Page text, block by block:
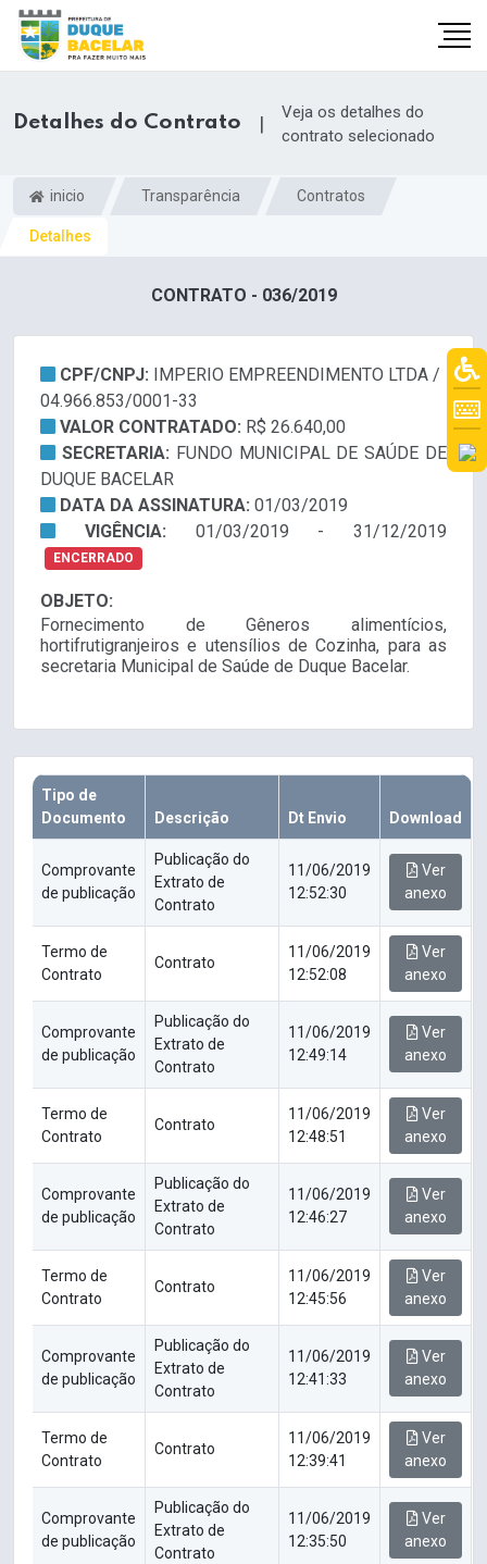
Detalhes do Contrato |
Veja os detalhes do
contrato selecionado
inicio Transparência Contratos
Detalhes
CONTRATO - 036/2019
CPF/CNPJ:
IMPERIO EMPREENDIMENTO LTDA /
04.966.853/0001-33
VALOR CONTRATADO: R$ 26.640,00
SECRETARIA: FUNDO MUNICIPAL DE SAÚDE DE
DUQUE BACELAR
DATA DA ASSINATURA: 01/03/2019
VIGÊNCIA: 01/03/2019 - 31/12/2019
ENCERRADO
OBJETO:
Fornecimento de Gêneros alimentícios,
hortifrutigranjeiros e utensílios de Cozinha, para as
secretaria Municipal de Saúde de Duque Bacelar.
Tipo de
Documento
Descrição Dt Envio Download
Comprovante
de publicação
Publicação do
Extrato de
Contrato
11/06/2019
12:52:30
Ver
anexo
Termo de
Contrato
Contrato
11/06/2019
12:52:08
Ver
anexo
Comprovante
de publicação
Publicação do
Extrato de
Contrato
11/06/2019
12:49:14
Ver
anexo
Termo de
Contrato
Contrato
11/06/2019
12:48:51
Ver
anexo
Comprovante
de publicação
Publicação do
Extrato de
Contrato
11/06/2019
12:46:27
Ver
anexo
Termo de
Contrato
Contrato
11/06/2019
12:45:56
Ver
anexo
Comprovante
de publicação
Publicação do
Extrato de
Contrato
11/06/2019
12:41:33
Ver
anexo
Termo de
Contrato
Contrato
11/06/2019
12:39:41
Ver
anexo
Comprovante
de publicação
Publicação do
Extrato de
Contrato
11/06/2019
12:35:50
Ver
anexo